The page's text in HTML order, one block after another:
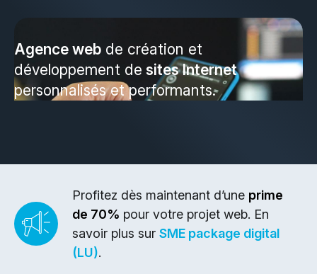
Strategy
Stratégie marketing
Web Analytics & Reporting
Création de sites web
Création de contenu & storytelling
Marketing
Marketing 360°
Agence web de création et
développement de sites Internet
personnalisés et performants.
Profitez dès maintenant d’une prime
de 70% pour votre projet web. En
savoir plus sur SME package digital
(LU).